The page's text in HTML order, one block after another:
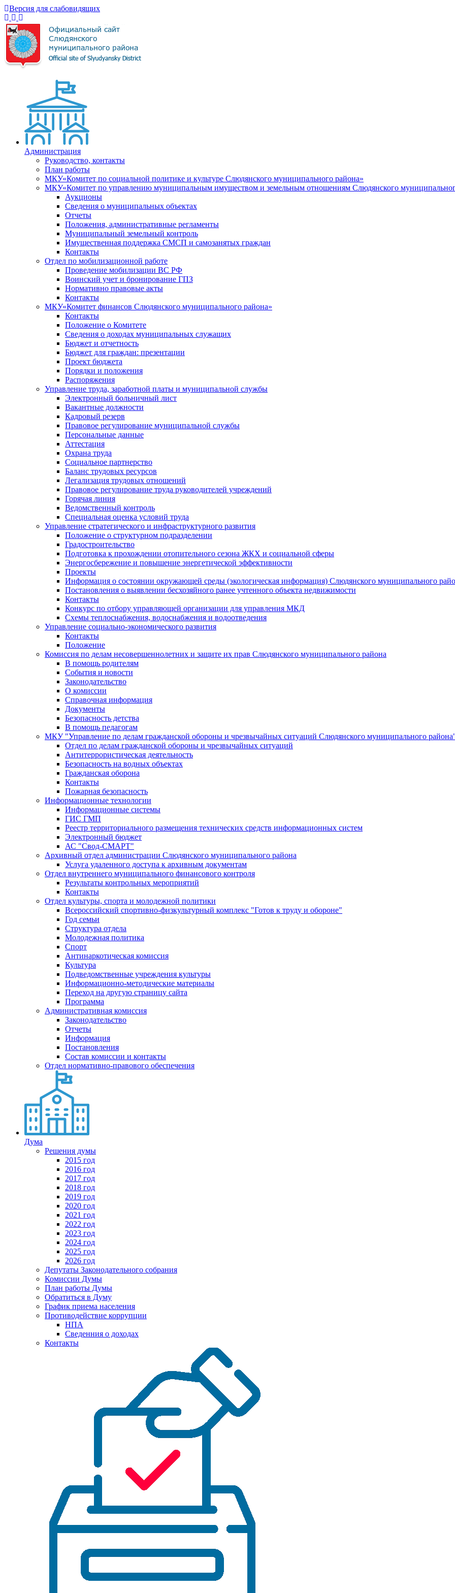
Версия для слабовидящих
Администрация
Руководство, контакты
План работы
МКУ«Комитет по социальной политике и культуре Слюдянского муниципального района»
МКУ«Комитет по управлению муниципальным имуществом и земельным отношениям Слюдянского
Аукционы
Сведения о муниципальных объектах
Отчеты
Положения, административные регламенты
Муниципальный земельный контроль
Имущественная поддержка СМСП и самозанятых граждан
Контакты
Отдел по мобилизационной работе
Проведение мобилизации ВС РФ
Воинский учет и бронирование ГПЗ
Нормативно правовые акты
Контакты
МКУ«Комитет финансов Слюдянского муниципального района»
Контакты
Положение о Комитете
Сведения о доходах муниципальных служащих
Бюджет и отчетность
Бюджет для граждан: презентации
Проект бюджета
Порядки и положения
Распоряжения
Управление труда, заработной платы и муниципальной службы
Электронный больничный лист
Вакантные должности
Кадровый резерв
Правовое регулирование муниципальной службы
Персональные данные
Аттестация
Охрана труда
Социальное партнерство
Баланс трудовых ресурсов
Легализация трудовых отношений
Правовое регулирование труда руководителей учреждений
Горячая линия
Ведомственный контроль
Специальная оценка условий труда
Управление стратегического и инфраструктурного развития
Положение о структурном подразделении
Градостроительство
Подготовка к прохождении отопительного сезона ЖКХ и социальной сферы
Энергосбережение и повышение энергетической эффективности
Проекты
Информация о состоянии окружающей среды (экологическая информация) Слюдянского муниципального
Постановления о выявлении бесхозяйного ранее учтенного объекта недвижимости
Контакты
Конкурс по отбору управляющей организации для управления МКД
Схемы теплоснабжения, водоснабжения и водоотведения
Управление социально-экономического развития
Контакты
Положение
Комиссия по делам несовершеннолетних и защите их прав Слюдянского муниципального района
В помощь родителям
События и новости
Законодательство
О комиссии
Справочная информация
Документы
Безопасность детства
В помощь педагогам
МКУ "Управление по делам гражданской обороны и чрезвычайных ситуаций Слюдянского муниципального
Отдел по делам гражданской обороны и чрезвычайных ситуаций
Антитеррористическая деятельность
Безопасность на водных объектах
Гражданская оборона
Контакты
Пожарная безопасность
Информационные технологии
Информационные системы
ГИС ГМП
Реестр территориального размещения технических средств информационных систем
Электронный бюджет
АС "Свод-СМАРТ"
Архивный отдел администрации Слюдянского муниципального района
Услуга удаленного доступа к архивным документам
Отдел внутреннего муниципального финансового контроля
Результаты контрольных мероприятий
Контакты
Отдел культуры, спорта и молодежной политики
Всероссийский спортивно-физкультурный комплекс "Готов к труду и обороне"
Год семьи
Структура отдела
Молодежная политика
Спорт
Антинаркотическая комиссия
Культура
Подведомственные учреждения культуры
Информационно-методические материалы
Переход на другую страницу сайта
Программа
Административная комиссия
Законодательство
Отчеты
Информация
Постановления
Состав комиссии и контакты
Отдел нормативно-правового обеспечения
Дума
Решения думы
2015 год
2016 год
2017 год
2018 год
2019 год
2020 год
2021 год
2022 год
2023 год
2024 год
2025 год
2026 год
Депутаты Законодательного собрания
Комиссии Думы
План работы Думы
Обратиться в Думу
График приема населения
Противодействие коррупции
НПА
Сведенния о доходах
Контакты